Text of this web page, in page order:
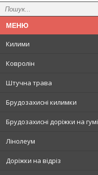
Килими
Ковролін
Штучна трава
Брудозахисні килимки
Брудозахисні доріжки на гумі
Лінолеум
Доріжки на відріз